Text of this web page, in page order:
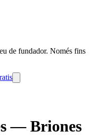
de fundador. Només fins
—Briones